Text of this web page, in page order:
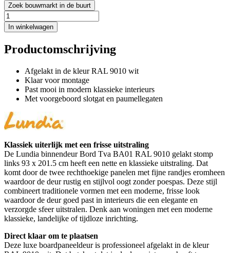
Zoek bouwmarkt in de buurt
In winkelwagen
Productomschrijving
Afgelakt in de kleur RAL 9010 wit
Klaar voor montage
Past mooi in modern klassieke interieurs
Met voorgeboord slotgat en paumellegaten
Klassiek uiterlijk met een frisse uitstraling
De Lundia binnendeur Bord Tva BA01 RAL 9010 gelakt stomp
links 93 x 201.5 cm heeft een nette en klassieke uitstraling. Dat
komt door de twee rechthoekige panelen met fijne randjes eromheen
waardoor de deur rustig en stijlvol oogt zonder poespas. Deze stijl
combineert traditionele vormen met een moderne, frisse look
waardoor de deur goed past in interieurs die een elegante en
verzorgde sfeer uitstralen. Denk aan woningen met een moderne
klassieke, landelijke of tijdloze inrichting.
Direct klaar om te plaatsen
Deze luxe boardpaneeldeur is professioneel afgelakt in de kleur